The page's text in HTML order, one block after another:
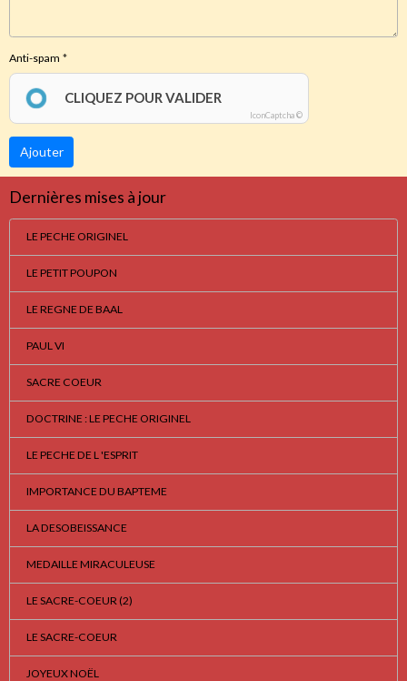
Anti-spam
CLIQUEZ POUR VALIDER
IconCaptcha ©
Ajouter
Dernières mises à jour
LE PECHE ORIGINEL
LE PETIT POUPON
LE REGNE DE BAAL
PAUL VI
SACRE COEUR
DOCTRINE : LE PECHE ORIGINEL
LE PECHE DE L 'ESPRIT
IMPORTANCE DU BAPTEME
LA DESOBEISSANCE
MEDAILLE MIRACULEUSE
LE SACRE-COEUR (2)
LE SACRE-COEUR
JOYEUX NOËL